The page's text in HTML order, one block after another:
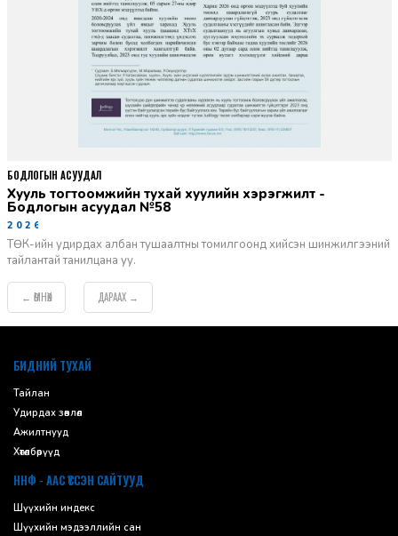
Хууль тогтоомжийн тухай хуулийн хэрэгжилт -
Бодлогын асуудал №58
2026-06-02
ТӨК-ийн удирдах албан тушаалтны томилгоонд хийсэн шинжилгээний
тайлантай танилцана уу.
БОДЛОГЫН АСУУДАЛ
← ӨМНӨХ ДАРААХ →
БИДНИЙ ТУХАЙ
Тайлан
Удирдах зөвлөл
Ажилтнууд
Хөтөлбөрүүд
ННФ - ААС ҮҮССЭН САЙТУУД
Шүүхийн индекс
Шүүхийн мэдээллийн сан